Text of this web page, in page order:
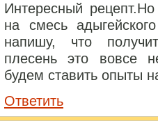
Интересный
на смесь
напишу, что
плесень это вовсе
будем ставить опыты
Ответить